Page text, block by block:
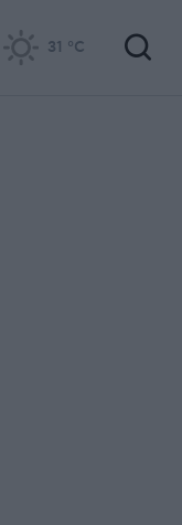
31 °C